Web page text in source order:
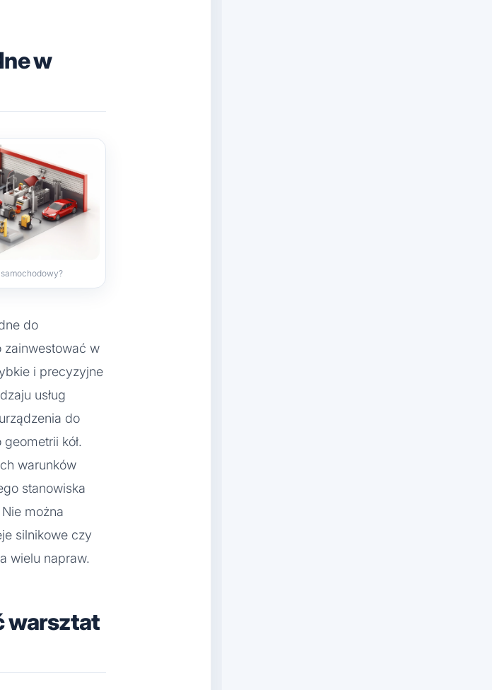
w
do
zainwestować w
i precyzyjne
usług
do
kół.
warunków
stanowiska
można
silnikowe czy
wielu napraw.
warsztat